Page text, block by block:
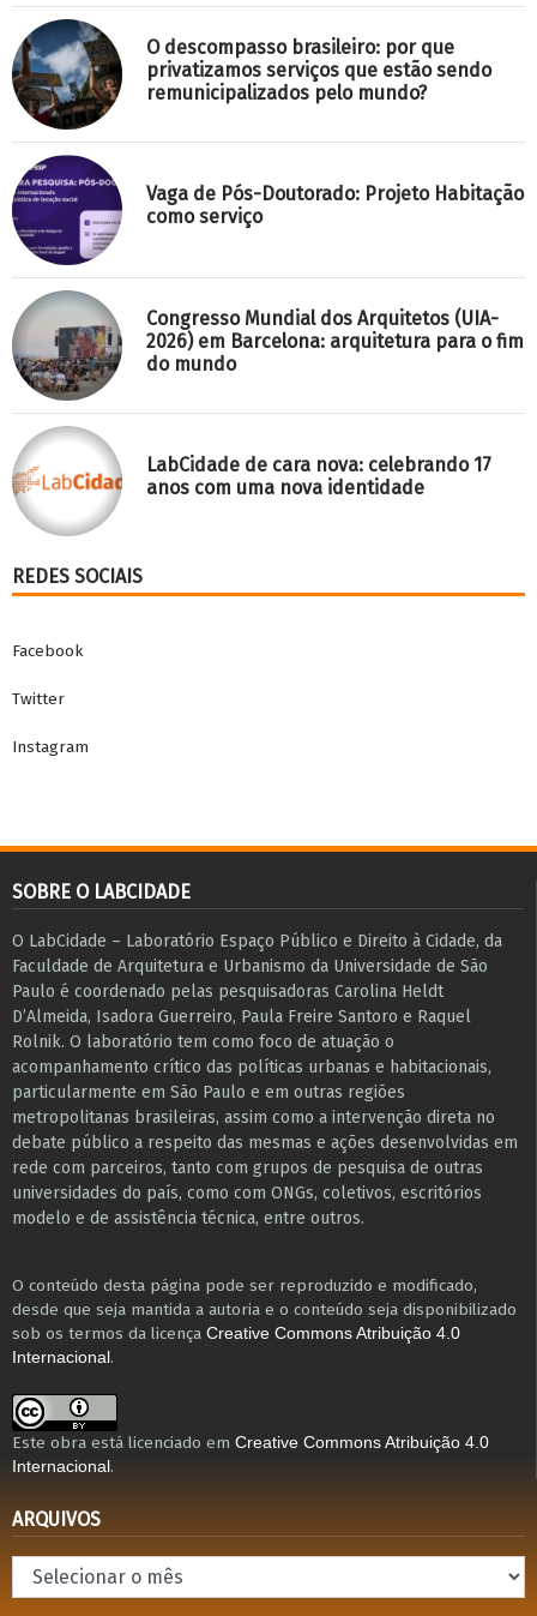
O descompasso brasileiro: por que
privatizamos serviços que estão sendo
remunicipalizados pelo mundo?
Vaga de Pós-Doutorado: Projeto Habitação
como serviço
Congresso Mundial dos Arquitetos (UIA-
2026) em Barcelona: arquitetura para o fim
do mundo
LabCidade de cara nova: celebrando 17
anos com uma nova identidade
REDES SOCIAIS
Facebook
Twitter
Instagram
SOBRE O LABCIDADE
O LabCidade – Laboratório Espaço Público e Direito à Cidade, da
Faculdade de Arquitetura e Urbanismo da Universidade de São
Paulo é coordenado pelas pesquisadoras Carolina Heldt
D’Almeida, Isadora Guerreiro, Paula Freire Santoro e Raquel
Rolnik. O laboratório tem como foco de atuação o
acompanhamento crítico das políticas urbanas e habitacionais,
particularmente em São Paulo e ​em outras regiões
metropolitanas brasileiras, assim como a intervenção direta no
debate público a respeito das mesmas e ações desenvolvidas em
r​e​de com parceiros, tanto com grupos de pesquisa ​de outras
universidades do país, como com ONGs, coletivos, escritórios
modelo e de assistência técnica​, entre outros​.
O conteúdo desta página pode ser reproduzido e modificado,
desde que seja mantida a autoria e o conteúdo seja disponibilizado
sob os termos da licença Creative Commons Atribuição 4.0
Internacional .
Este obra está licenciado em Creative Commons Atribuição 4.0
Internacional .
ARQUIVOS
Arquivos